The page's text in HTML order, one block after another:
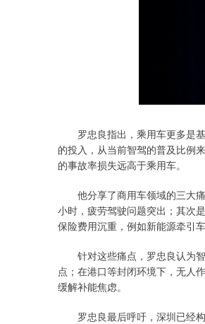
罗忠良指出，乘用车更多是基
的投入，从当前智驾的普及比例
的事故率损失远高于乘用车。
他分享了商用车领域的三大痛
小时，疲劳驾驶问题突出；其次
保险费用沉重，例如新能源牵引
针对这些痛点，罗忠良认为智
点；在港口等封闭环境下，无人
缓解补能焦虑。
罗忠良最后呼吁，深圳已经构